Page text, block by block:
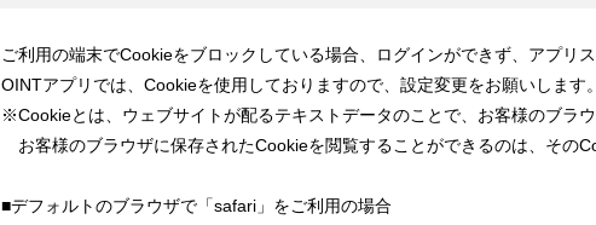
ご利用の端末でCookieをブロックしている場合、ログインができず、アプリ
OINTアプリでは、Cookieを使用しておりますので、設定変更をお願いします
※Cookieとは、ウェブサイトが配るテキストデータのことで、お客様のブラウ
お客様のブラウザに保存されたCookieを閲覧することができるのは、その
■デフォルトのブラウザで「safari」をご利用の場合